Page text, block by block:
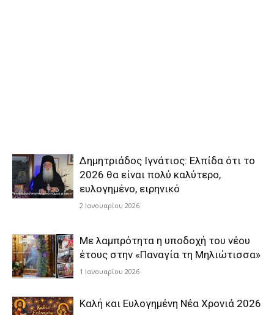
Δημητριάδος Ιγνάτιος: Ελπίδα ότι το
2026 θα είναι πολύ καλύτερο,
ευλογημένο, ειρηνικό
2 Ιανουαρίου 2026
Με λαμπρότητα η υποδοχή του νέου
έτους στην «Παναγία τη Μηλιώτισσα»
1 Ιανουαρίου 2026
Καλή και Ευλογημένη Νέα Χρονιά 2026